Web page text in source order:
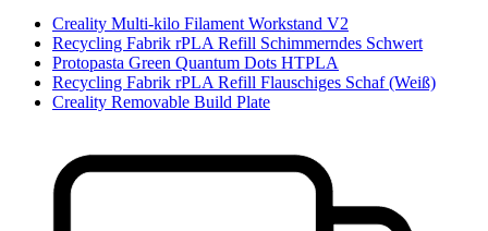
Creality Multi-kilo Filament Workstand V2
Recycling Fabrik rPLA Refill Schimmerndes Schwert
Protopasta Green Quantum Dots HTPLA
Recycling Fabrik rPLA Refill Flauschiges Schaf (Weiß)
Creality Removable Build Plate